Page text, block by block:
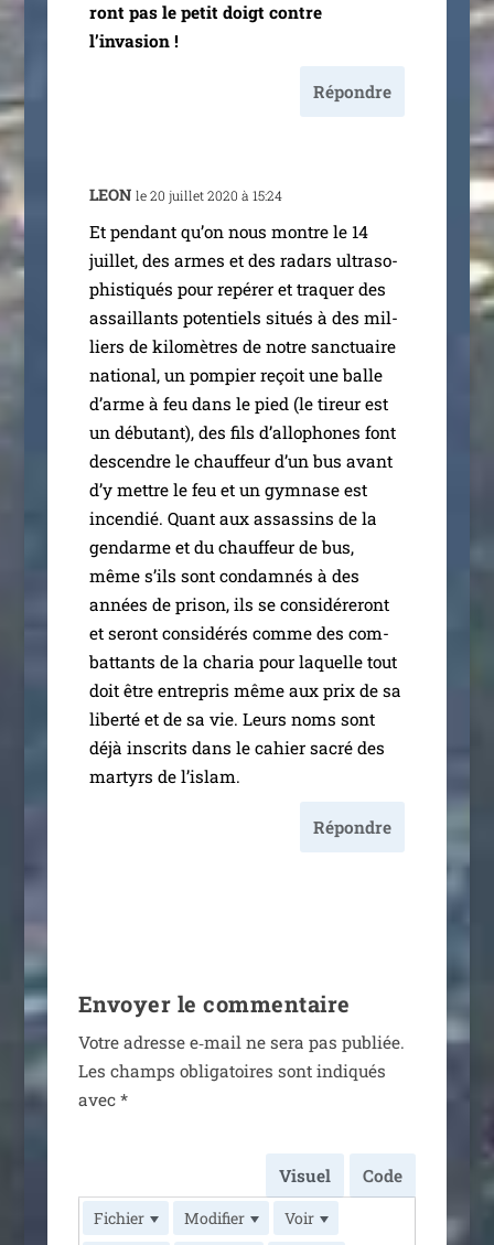
ront pas le petit doigt contre
l’invasion !
Répondre
LEON le 20 juillet 2020 à 15:24
Et pen­dant qu’on nous montre le 14
juillet, des armes et des radars ultra­so­
phis­ti­qués pour repé­rer et tra­quer des
assaillants poten­tiels situés à des mil­
liers de kilo­mètres de notre sanc­tuaire
natio­nal, un pom­pier reçoit une balle
d’arme à feu dans le pied (le tireur est
un débu­tant), des fils d’al­lo­phones font
des­cendre le chauf­feur d’un bus avant
d’y mettre le feu et un gym­nase est
incen­dié. Quant aux assas­sins de la
gen­darme et du chauf­feur de bus,
même s’ils sont condam­nés à des
années de pri­son, ils se consi­dé­re­ront
et seront consi­dé­rés comme des com­
bat­tants de la cha­ria pour laquelle tout
doit être entre­pris même aux prix de sa
liber­té et de sa vie. Leurs noms sont
déjà ins­crits dans le cahier sacré des
mar­tyrs de l’islam.
Répondre
Envoyer le commentaire
Votre adresse e‑mail ne sera pas publiée.
Les champs obli­ga­toires sont indi­qués
avec *
Visuel Code
Fichier Modifier Voir